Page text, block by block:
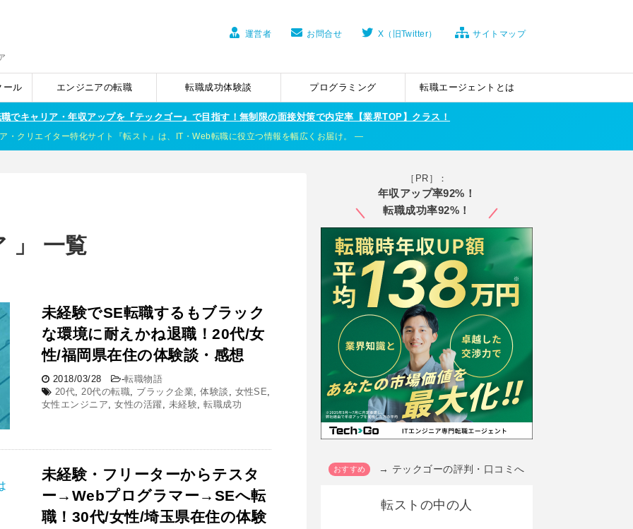
運営者 お問合せ X（旧Twitter） サイトマップ
ール エンジニアの転職 転職成功体験談 プログラミング 転職エージェントとは
でキャリア・年収アップを『テックゴー』で目指す！無制限の面接対策で内定率【業界TOP】クラス！
・クリエイター特化サイト『転スト』は、IT・Web転職に役立つ情報を幅広くお届け。
」 一覧
未経験でSE転職するもブラック
な環境に耐えかね退職！20代/女
性/福岡県在住の体験談・感想
2018/03/28 -転職物語
20代,20代の転職, ブラック企業,体験談 , 女性SE,
女性エンジニア,女性の活躍 , 未経験,転職成功
未経験・フリーターからテスタ
ー→Webプログラマー→SEへ転
職！30代/女性/埼玉県在住の体験
［PR］：
年収アップ率92%！
転職成功率92%！
→ テックゴーの評判・口コミへ
転ストの中の人